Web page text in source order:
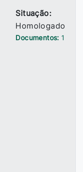
Situação:
Homologado
Documentos: 1